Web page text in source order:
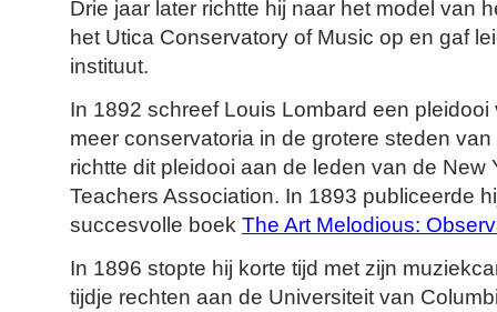
Drie jaar later richtte hij naar het model van
het Utica Conservatory of Music op en gaf
instituut.
In 1892 schreef Louis Lombard een
meer conservatoria in de grotere steden
richtte dit pleidooi aan de leden van de New
Teachers Association. In 1893 publiceerde
succesvolle boek The Art Melodious:
In 1896 stopte hij korte tijd met zijn
tijdje rechten aan de Universiteit van